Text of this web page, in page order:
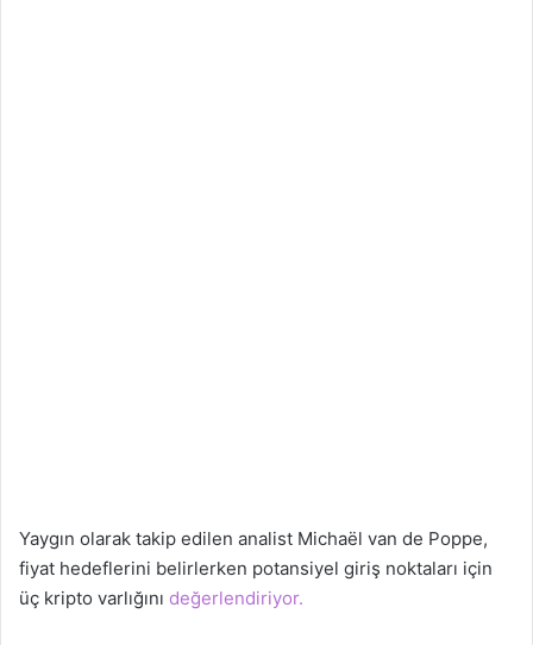
Yaygın olarak takip edilen analist Michaël van de Poppe,
fiyat hedeflerini belirlerken potansiyel giriş noktaları için
üç kripto varlığını değerlendiriyor.